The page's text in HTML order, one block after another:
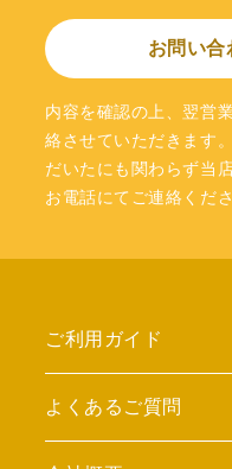
お問い合
内容を確認の上、翌営
絡させていただきます
だいたにも関わらず当
お電話にてご連絡くださ
ご利用ガイド
よくあるご質問